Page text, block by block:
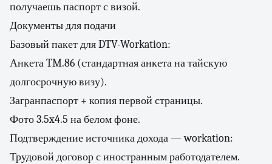
получаешь паспорт с визой.
Документы для подачи
Базовый пакет для DTV-Workation:
Анкета TM.86 (стандартная анкета на тайскую
долгосрочную визу).
Загранпаспорт + копия первой страницы.
Фото 3.5x4.5 на белом фоне.
Подтверждение источника дохода — workation:
Трудовой договор с иностранным работодателем.